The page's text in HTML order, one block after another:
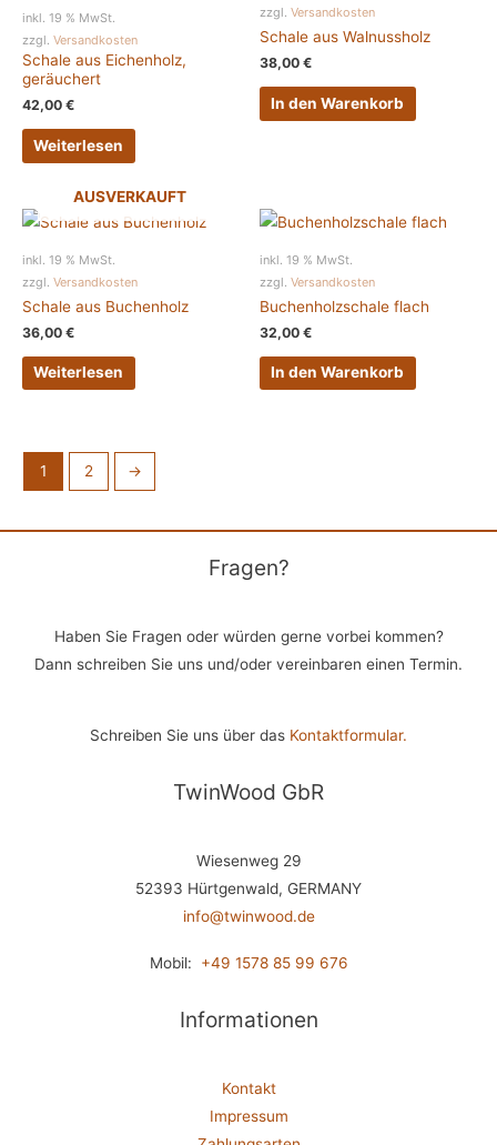
inkl. 19 % MwSt.
zzgl. Versandkosten
Schale aus Eichenholz,
geräuchert
42,00 €
Weiterlesen
zzgl. Versandkosten
Schale aus Walnussholz
38,00 €
In den Warenkorb
AUSVERKAUFT
inkl. 19 % MwSt.
zzgl. Versandkosten
Schale aus Buchenholz
36,00 €
Weiterlesen
inkl. 19 % MwSt.
zzgl. Versandkosten
Buchenholzschale flach
32,00 €
In den Warenkorb
1 2 →
Fragen?
Haben Sie Fragen oder würden gerne vorbei kommen?
Dann schreiben Sie uns und/oder vereinbaren einen Termin.
Schreiben Sie uns über das Kontaktformular.
TwinWood GbR
Wiesenweg 29
52393 Hürtgenwald, GERMANY
info@twinwood.de
Mobil: +49 1578 85 99 676
Informationen
Kontakt
Impressum